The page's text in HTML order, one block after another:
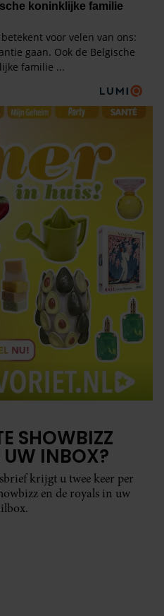
SHOWBIZZ
INBOX?
krijgt u twee keer per
en de royals in uw